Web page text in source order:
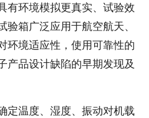
有环境模拟更真实、试验效
箱广泛应用于航空航天、
环境适应性，使用可靠性的
产品设计缺陷的早期发现及
温度、湿度、振动对机载